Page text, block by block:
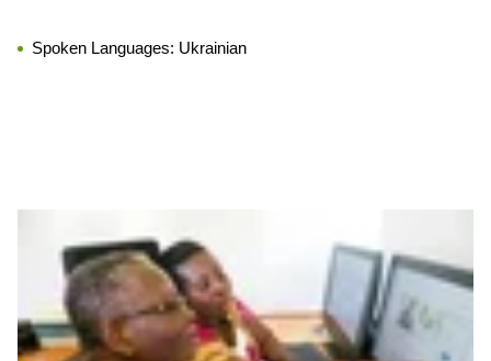
Spoken Languages: Ukrainian